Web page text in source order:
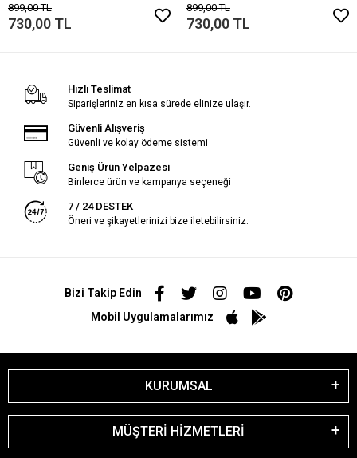
899,00 TL
730,00 TL
899,00 TL
730,00 TL
Hızlı Teslimat
Siparişleriniz en kısa sürede elinize ulaşır.
Güvenli Alışveriş
Güvenli ve kolay ödeme sistemi
Geniş Ürün Yelpazesi
Binlerce ürün ve kampanya seçeneği
7 / 24 DESTEK
Öneri ve şikayetlerinizi bize iletebilirsiniz.
Bizi Takip Edin
Mobil Uygulamalarımız
KURUMSAL
MÜŞTERİ HİZMETLERİ